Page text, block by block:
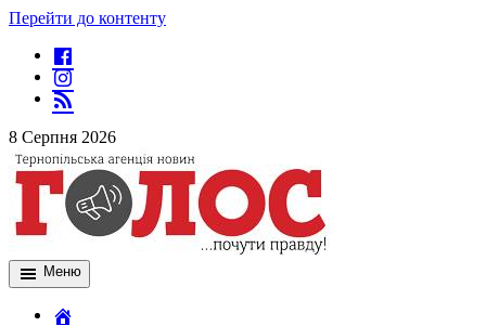
Перейти до контенту
8 Серпня 2026
Меню